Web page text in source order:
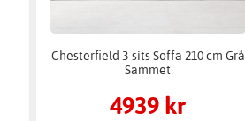
Chesterfield 3-sits Soffa 210 cm Grå
Sammet
4939 kr